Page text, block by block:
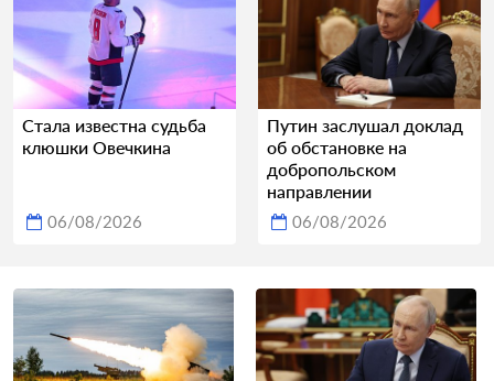
Стала известна судьба
клюшки Овечкина
06/08/2026
Путин заслушал доклад
об обстановке на
добропольском
направлении
06/08/2026